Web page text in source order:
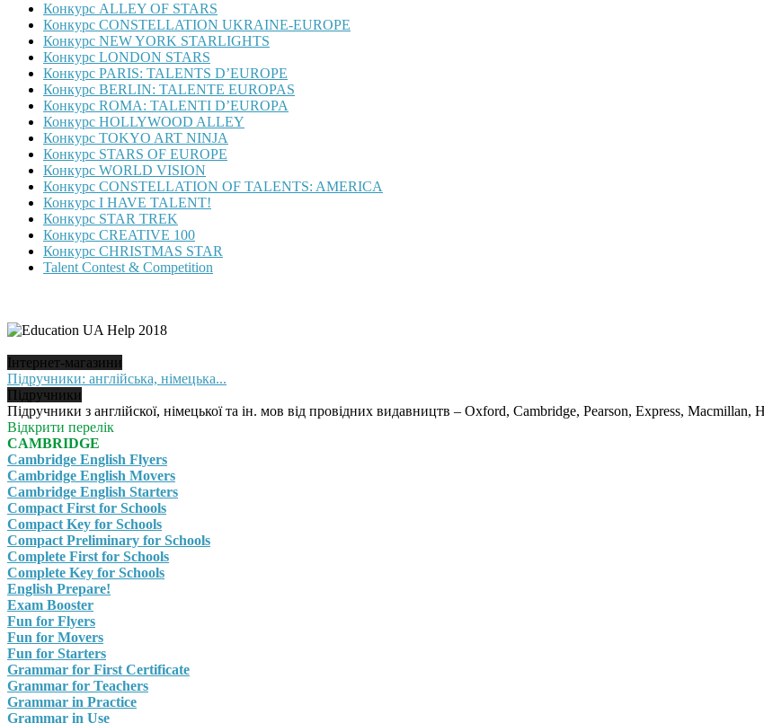
Конкурс ALLEY OF STARS
Конкурс CONSTELLATION UKRAINE-EUROPE
Конкурс NEW YORK STARLIGHTS
Конкурс LONDON STARS
Конкурс PARIS: TALENTS D’EUROPE
Конкурс BERLIN: TALENTE EUROPAS
Конкурс ROMA: TALENTI D’EUROPA
Конкурс HOLLYWOOD ALLEY
Конкурс TOKYO ART NINJA
Конкурс STARS OF EUROPE
Конкурс WORLD VISION
Конкурс CONSTELLATION OF TALENTS: AMERICA
Конкурс I HAVE TALENT!
Конкурс STAR TREK
Конкурс CREATIVE 100
Конкурс CHRISTMAS STAR
Talent Contest & Competition
Інтернет-магазини
Підручники: англійська, німецька...
Підручники
Підручники з англійскої, німецької та ін. мов від провідних видавництв – Oxford, Cambridge, Pearson, Express, Macmillan,
Відкрити перелік
CAMBRIDGE
Cambridge English Flyers
Cambridge English Movers
Cambridge English Starters
Compact First for Schools
Compact Key for Schools
Compact Preliminary for Schools
Complete First for Schools
Complete Key for Schools
English Prepare!
Exam Booster
Fun for Flyers
Fun for Movers
Fun for Starters
Grammar for First Certificate
Grammar for Teachers
Grammar in Practice
Grammar in Use